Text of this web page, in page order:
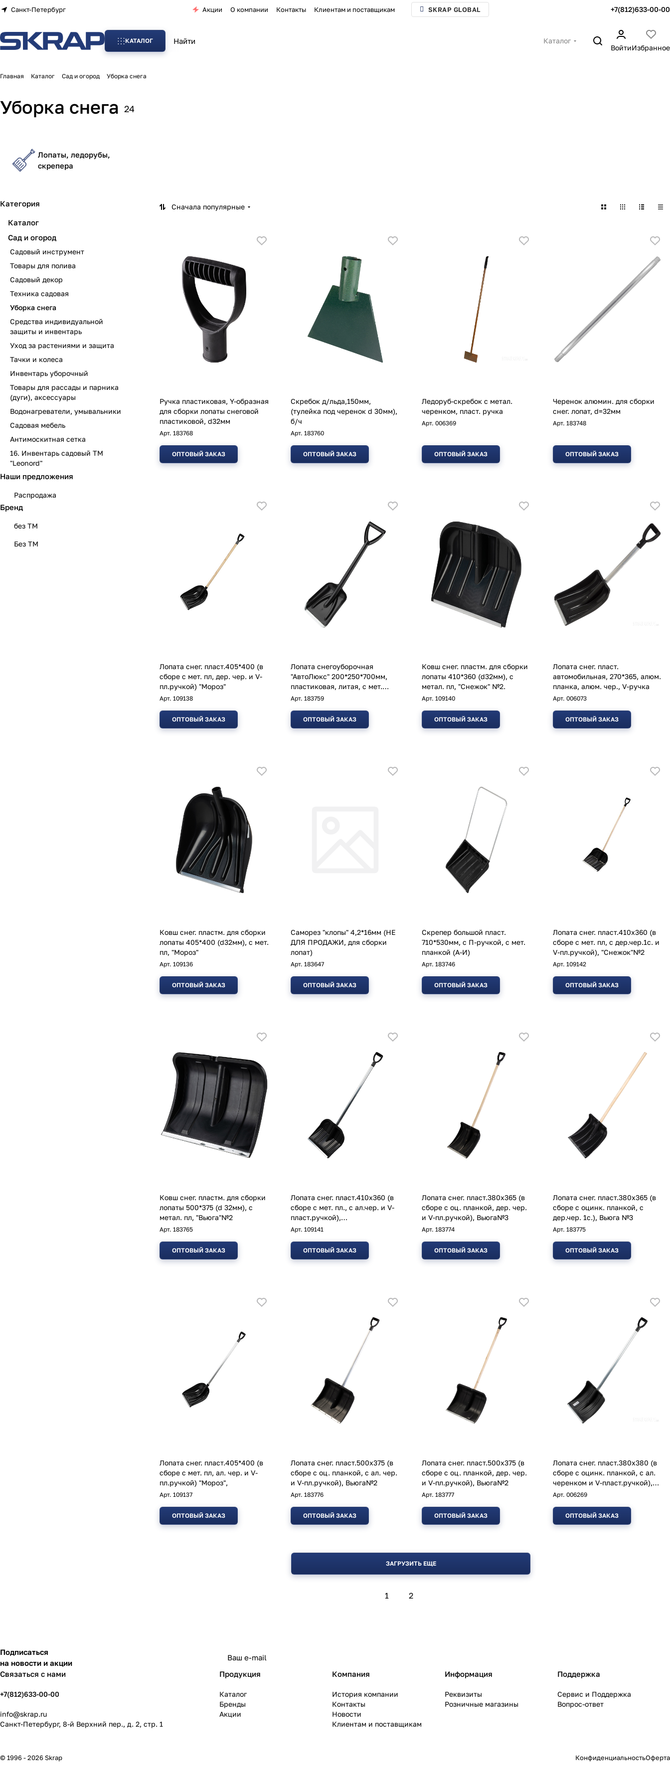
Санкт-Петербург Акции О компании Контакты Клиентам и поставщикам SKRAP GLOBAL +7(812)633-00-00
КАТАЛОГ
Каталог
ВойтиИзбранное
Главная Каталог Сад и огород Уборка снега
Уборка снега 24
Лопаты, ледорубы,
скрепера
Сначала популярные
Ручка пластиковая, Y-образная
для сборки лопаты снеговой
пластиковой, d32мм
Арт. 183768
ОПТОВЫЙ ЗАКАЗ
Скребок д/льда,150мм,
(тулейка под черенок d 30мм),
б/ч
Арт. 183760
ОПТОВЫЙ ЗАКАЗ
Ледоруб-скребок с метал.
черенком, пласт. ручка
Арт. 006369
ОПТОВЫЙ ЗАКАЗ
Черенок алюмин. для сборки
снег. лопат, d=32мм
Арт. 183748
ОПТОВЫЙ ЗАКАЗ
Лопата снег. пласт.405*400 (в
сборе с мет. пл, дер. чер. и V-
пл.ручкой) "Мороз"
Арт. 109138
ОПТОВЫЙ ЗАКАЗ
Лопата снегоуборочная
"АвтоЛюкс" 200*250*700мм,
пластиковая, литая, с мет.
планкой
Арт. 183759
ОПТОВЫЙ ЗАКАЗ
Ковш снег. пластм. для сборки
лопаты 410*360 (d32мм), с
метал. пл, "Снежок" №2.
Арт. 109140
ОПТОВЫЙ ЗАКАЗ
Лопата снег. пласт.
автомобильная, 270*365, алюм.
планка, алюм. чер., V-ручка
Арт. 006073
ОПТОВЫЙ ЗАКАЗ
Ковш снег. пластм. для сборки
лопаты 405*400 (d32мм), с мет.
пл, "Мороз"
Арт. 109136
ОПТОВЫЙ ЗАКАЗ
Саморез "клопы" 4,2*16мм (НЕ
ДЛЯ ПРОДАЖИ, для сборки
лопат)
Арт. 183647
ОПТОВЫЙ ЗАКАЗ
Скрепер большой пласт.
710*530мм, с П-ручкой, с мет.
планкой (А-И)
Арт. 183746
ОПТОВЫЙ ЗАКАЗ
Лопата снег. пласт.410х360 (в
сборе с мет. пл, с дер.чер.1с. и
V-пл.ручкой), "Снежок"№2
Арт. 109142
ОПТОВЫЙ ЗАКАЗ
Ковш снег. пластм. для сборки
лопаты 500*375 (d 32мм), с
метал. пл, "Вьюга"№2
Арт. 183765
ОПТОВЫЙ ЗАКАЗ
Лопата снег. пласт.410х360 (в
сборе с мет. пл., с ал.чер. и V-
пласт.ручкой),
"Снежок"№2,аналог183782
Арт. 109141
ОПТОВЫЙ ЗАКАЗ
Лопата снег. пласт.380х365 (в
сборе с оц. планкой, дер. чер.
и V-пл.ручкой), Вьюга№3
Арт. 183774
ОПТОВЫЙ ЗАКАЗ
Лопата снег. пласт.380х365 (в
сборе с оцинк. планкой, с
дер.чер. 1с.), Вьюга №3
Арт. 183775
ОПТОВЫЙ ЗАКАЗ
Лопата снег. пласт.405*400 (в
сборе с мет. пл, ал. чер. и V-
пл.ручкой) "Мороз",
Арт. 109137
ОПТОВЫЙ ЗАКАЗ
Лопата снег. пласт.500х375 (в
сборе с оц. планкой, с ал. чер.
и V-пл.ручкой), Вьюга№2
Арт. 183776
ОПТОВЫЙ ЗАКАЗ
Лопата снег. пласт.500х375 (в
сборе с оц. планкой, дер. чер.
и V-пл.ручкой), Вьюга№2
Арт. 183777
ОПТОВЫЙ ЗАКАЗ
Лопата снег. пласт.380х380 (в
сборе с оцинк. планкой, с ал.
черенком и V-пласт.ручкой),
№6
Арт. 006269
ОПТОВЫЙ ЗАКАЗ
ЗАГРУЗИТЬ ЕЩЕ
1 2
Категория
Каталог
Сад и огород
Садовый инструмент
Товары для полива
Садовый декор
Техника садовая
Уборка снега
Средства индивидуальной
защиты и инвентарь
Уход за растениями и защита
Тачки и колеса
Инвентарь уборочный
Товары для рассады и парника
(дуги), аксессуары
Водонагреватели, умывальники
Садовая мебель
Антимоскитная сетка
16. Инвентарь садовый ТМ
"Leonord"
Наши предложения
Распродажа
Бренд
без ТМ
Без ТМ
Подписаться
на новости и акции
Связаться с нами
+7(812)633-00-00
info@skrap.ru
Санкт-Петербург, 8-й Верхний пер., д. 2, стр. 1
Продукция
Каталог
Бренды
Акции
Компания
История компании
Контакты
Новости
Клиентам и поставщикам
Информация
Реквизиты
Розничные магазины
Поддержка
Сервис и Поддержка
Вопрос-ответ
© 1996 - 2026 Skrap КонфиденциальностьОферта